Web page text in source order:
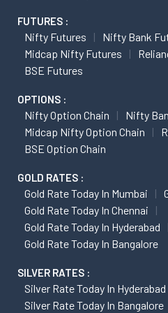
FUTURES :
Nifty Futures
Nifty Bank
Midcap Nifty Futures
BSE Futures
OPTIONS :
Nifty Option Chain
Nifty
Midcap Nifty Option Chain
BSE Option Chain
GOLD RATES :
Gold Rate Today In Mumbai
Gold Rate Today In Chennai
Gold Rate Today In Hyderabad
Gold Rate Today In Bangalore
SILVER RATES :
Silver Rate Today In Hyderabad
Silver Rate Today In Bangalore